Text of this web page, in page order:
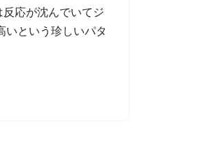
応が沈んでいてジ
いという珍しいパタ